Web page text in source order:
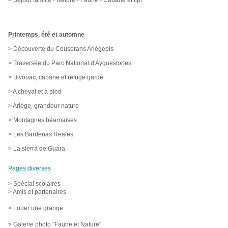
Printemps, été et automne
> Découverte du Couserans Ariégeois
> Traversée du Parc National d'Ayguestortes
> Bivouac, cabane et refuge gardé
> A cheval et à pied
> Ariège, grandeur nature
> Montagnes béarnaises
> Les Bardenas Reales
> La sierra de Guara
Pages diverses
> Spécial scolaires
> Amis et partenaires
> Louer une grange
> Galerie photo "Faune et Nature"